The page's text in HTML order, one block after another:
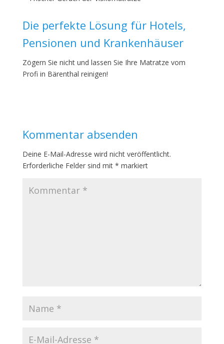
Die perfekte Lösung für Hotels,
Pensionen und Krankenhäuser
Zögern Sie nicht und lassen Sie Ihre Matratze vom
Profi in Bärenthal reinigen!
Kommentar absenden
Deine E-Mail-Adresse wird nicht veröffentlicht.
Erforderliche Felder sind mit * markiert